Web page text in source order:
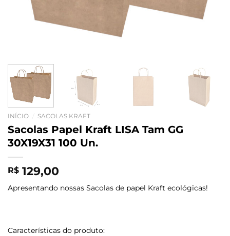
INÍCIO SACOLAS KRAFT
Sacolas Papel Kraft LISA Tam GG
30X19X31 100 Un.
R$ 129,00
Apresentando nossas Sacolas de papel Kraft ecológicas!
Características do produto: